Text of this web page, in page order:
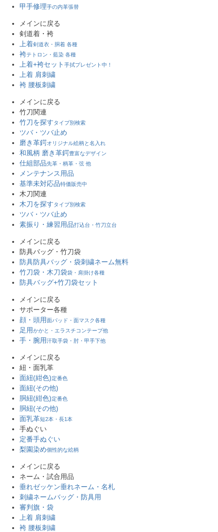
甲手修理手の内革張替
メインに戻る
剣道着・袴
上着剣道衣・胴着 各種
袴テトロン・藍染 各種
上着+袴セット 手拭プレゼント中！
上着 肩刺繍
袴 腰板刺繍
メインに戻る
竹刀関連
竹刀を探すタイプ別検索
ツバ・ツバ止め
磨き革鍔オリジナル絵柄と名入れ
和風柄 磨き革鍔豊富なデザイン
仕組部品先革・柄革・弦 他
メンテナンス用品
基準未対応品特価販売中
木刀関連
木刀を探すタイプ別検索
ツバ・ツバ止め
素振り・練習用品打込台・竹刀立台
メインに戻る
防具バッグ・竹刀袋
防具防具バッグ・袋刺繍ネーム無料
竹刀袋・木刀袋袋・肩掛け各種
防具バッグ+竹刀袋セット
メインに戻る
サポーター各種
顔・頭用面パッド・面マスク各種
足用かかと・エラスチコンテープ他
手・腕用汗取手袋・肘・甲手下他
メインに戻る
紐・面乳革
面紐(紺色)定番色
面紐(その他)
胴紐(紺色)定番色
胴紐(その他)
面乳革短2本・長1本
手ぬぐい
定番手ぬぐい
梨園染め個性的な絵柄
メインに戻る
ネーム・試合用品
垂れゼッケン垂れネーム・名札
刺繍ネームバッグ・防具用
審判旗・袋
上着 肩刺繍
袴 腰板刺繍